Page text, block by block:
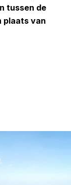
tussen de
plaats van